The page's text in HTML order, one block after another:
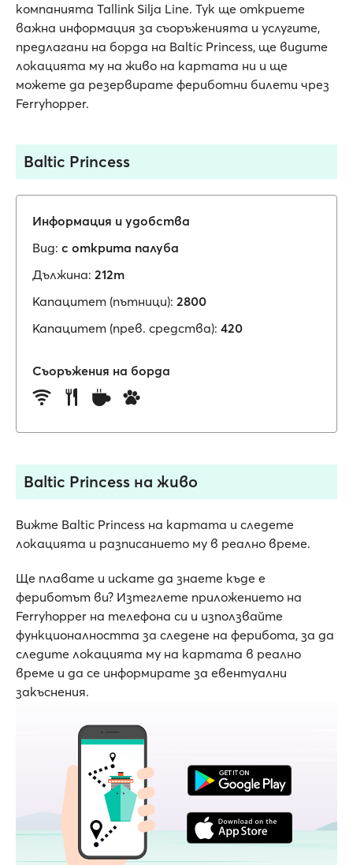
компанията Tallink Silja Line. Тук ще откриете
важна информация за съоръженията и услугите,
предлагани на борда на Baltic Princess, ще видите
локацията му на живо на картата ни и ще
можете да резервирате фериботни билети чрез
Ferryhopper.
Baltic Princess
Информация и удобства
Вид: с открита палуба
Дължина: 212m
Капацитет (пътници): 2800
Капацитет (прев. средства): 420
Съоръжения на борда
Baltic Princess на живо
Вижте Baltic Princess на картата и следете
локацията и разписанието му в реално време.
Ще плавате и искате да знаете къде е
фериботът ви? Изтеглете приложението на
Ferryhopper на телефона си и използвайте
функционалността за следене на ферибота, за да
следите локацията му на картата в реално
време и да се информирате за евентуални
закъснения.